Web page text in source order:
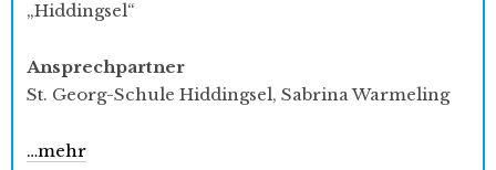
„Hiddingsel“
Ansprechpartner
St. Georg-Schule Hiddingsel, Sabrina Warmeling
…mehr